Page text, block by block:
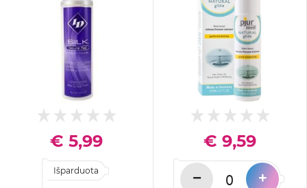
€ 5,99
Išparduota
€ 9,59
− +